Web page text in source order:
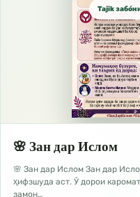
🌸 Зан дар Ислом
🌸 Зан дар Ислом Зан дар
ҳифзшуда аст. Ӯ дорои
замон…